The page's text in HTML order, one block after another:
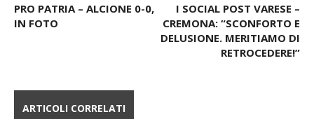
PRO PATRIA – ALCIONE 0-0,
IN FOTO
I SOCIAL POST VARESE –
CREMONA: “SCONFORTO E
DELUSIONE. MERITIAMO DI
RETROCEDERE!”
ARTICOLI CORRELATI